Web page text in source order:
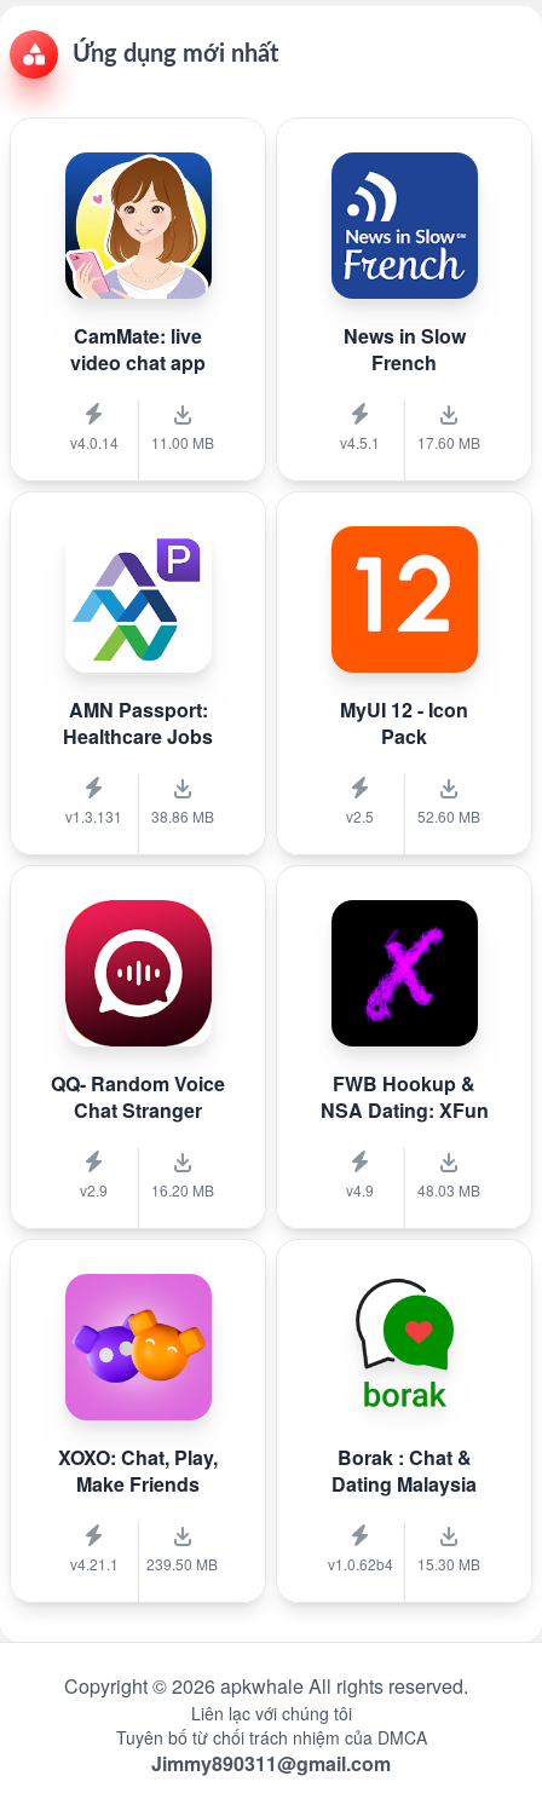
Ứng dụng mới nhất
CamMate: live
video chat app
v4.0.14 11.00 MB
News in Slow
French
v4.5.1 17.60 MB
AMN Passport:
Healthcare Jobs
v1.3.131 38.86 MB
MyUI 12 - Icon
Pack
v2.5 52.60 MB
QQ- Random Voice
Chat Stranger
v2.9 16.20 MB
FWB Hookup &
NSA Dating: XFun
v4.9 48.03 MB
XOXO: Chat, Play,
Make Friends
v4.21.1 239.50 MB
Borak : Chat &
Dating Malaysia
v1.0.62b4 15.30 MB
Copyright © 2026 apkwhale All rights reserved.
Liên lạc với chúng tôi
Tuyên bố từ chối trách nhiệm của DMCA
Jimmy890311@gmail.com